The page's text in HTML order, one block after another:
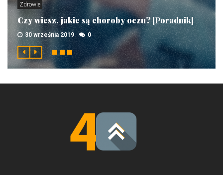
Zdrowie
Czy wiesz, jakie są choroby oczu? [Poradnik]
30 września 2019 0